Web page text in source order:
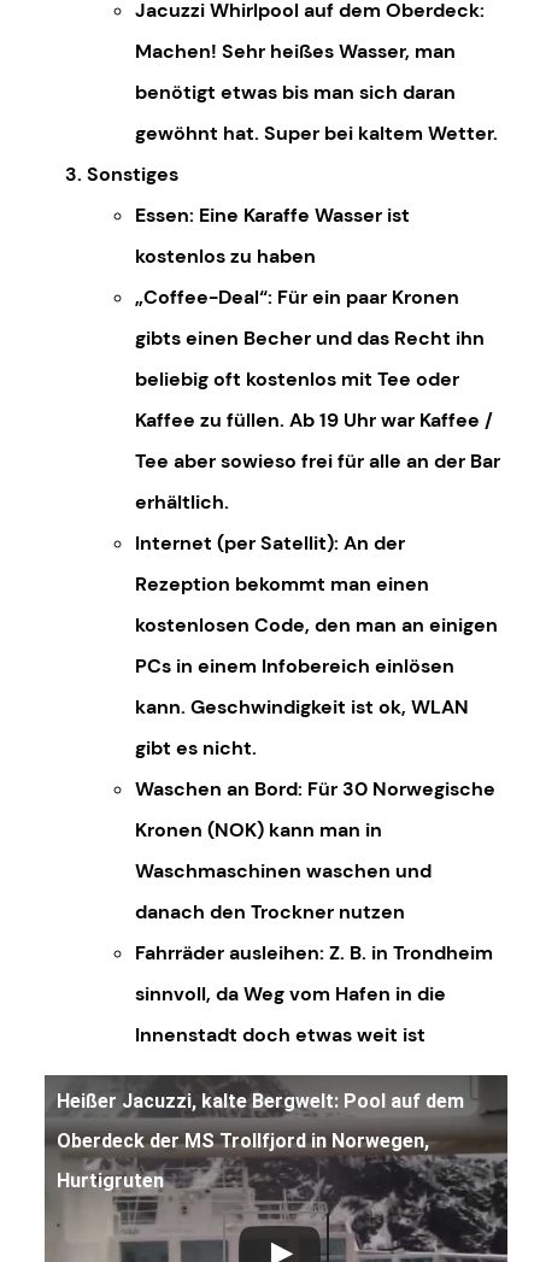
Jacuzzi Whirlpool auf dem Oberdeck:
Machen! Sehr heißes Wasser, man
benötigt etwas bis man sich daran
gewöhnt hat. Super bei kaltem Wetter.
Sonstiges
Essen: Eine Karaffe Wasser ist
kostenlos zu haben
„Coffee-Deal“: Für ein paar Kronen
gibts einen Becher und das Recht ihn
beliebig oft kostenlos mit Tee oder
Kaffee zu füllen. Ab 19 Uhr war Kaffee /
Tee aber sowieso frei für alle an der Bar
erhältlich.
Internet (per Satellit): An der
Rezeption bekommt man einen
kostenlosen Code, den man an einigen
PCs in einem Infobereich einlösen
kann. Geschwindigkeit ist ok, WLAN
gibt es nicht.
Waschen an Bord: Für 30 Norwegische
Kronen (NOK) kann man in
Waschmaschinen waschen und
danach den Trockner nutzen
Fahrräder ausleihen: Z. B. in Trondheim
sinnvoll, da Weg vom Hafen in die
Innenstadt doch etwas weit ist
Heißer Jacuzzi, kalte Bergwelt: Pool auf dem
Oberdeck der MS Trollfjord in Norwegen,
Hurtigruten